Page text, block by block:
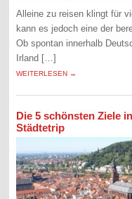
Alleine zu reisen klingt für
kann es jedoch eine der
Ob spontan innerhalb
Irland […]
WEITERLESEN →
Die 5 schönsten Ziele
Städtetrip